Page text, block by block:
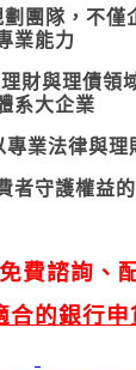
團隊，不僅
業能力
財與理債領
系大企業
業法律與理
者守護權益
費諮詢、
合的銀行